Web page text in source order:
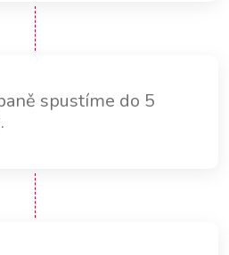
spustíme do 5